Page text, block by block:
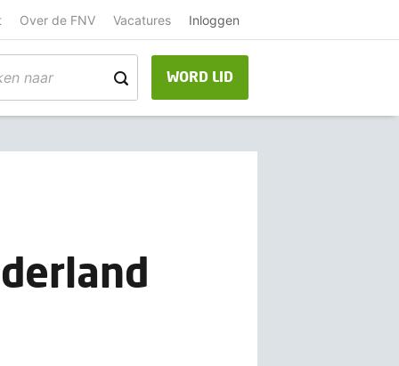
Over de FNV Vacatures Inloggen
WORD LID